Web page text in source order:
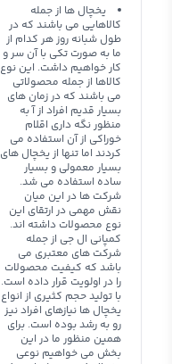
B419W
یخچال ها از جمله
کالاهایی می باشند که در
طول شبانه روز هر کدام از
ما به صورت تکی با آن سر و
کار خواهیم داشت. این نوع
کالاها از جمله محصولاتی
می باشند که در زمان های
بسیار قدیم افراد از آ به
منظور نگه داری اقلام
خوراکی از آن استفاده می
کردند اما تنها از یخچال های
بسیار معمولی و بسیار
ساده استفاده می شد.
شرکت ها در این میان
نقش مهمی در ارتقای این
نوع محصولات داشته اند.
کمپانی ال جی از جمله
شرکت های معتبری می
باشد که کیفیت محصولات
را در اولویت قرار داده است.
با تولید حجم کثیری از انواع
یخچال ها نیازهای افراد نیز
رو به رشد بوده است. برای
همین منظور ما در این
بخش می خواهیم نوعی